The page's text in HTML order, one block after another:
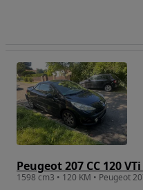
Peugeot 207 CC 120
1598 cm3 • 120 KM • Peugeot